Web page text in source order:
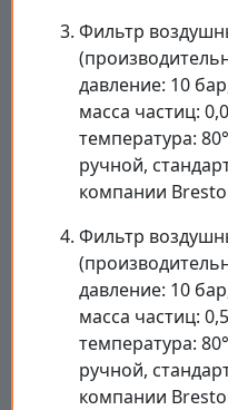
Фильтр
давление: 10
масса частиц:
температура:
ручной,
компании
Фильтр
давление: 10
масса частиц:
температура:
ручной,
компании